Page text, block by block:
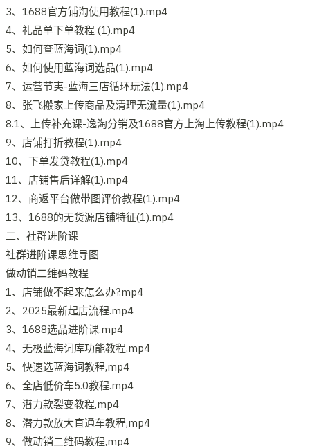
3、1688官方铺淘使用教程(1).mp4
4、礼品单下单教程 (1).mp4
5、如何查蓝海词(1).mp4
6、如何使用蓝海词选品(1).mp4
7、运营节夷-蓝海三店循环玩法(1).mp4
8、张飞搬家上传商品及清理无流量(1).mp4
8.1、上传补充课-逸淘分销及1688官方上淘上传教程(1).mp4
9、店铺打折教程(1).mp4
10、下单发贷教程(1).mp4
11、店铺售后详解(1).mp4
12、商返平台做带图评价教程(1).mp4
13、1688的无货源店铺特征(1).mp4
二、社群进阶课
社群进阶课思维导图
做动销二维码教程
1、店铺做不起来怎么办?.mp4
2、2025最新起店流程.mp4
3、1688选品进阶课.mp4
4、无极蓝海词库功能教程,mp4
5、快速选蓝海词教程,mp4
6、全店低价车5.0教程.mp4
7、潜力款裂变教程,mp4
8、潜力款放大直通车教程,mp4
9、做动销二维码教程,mp4